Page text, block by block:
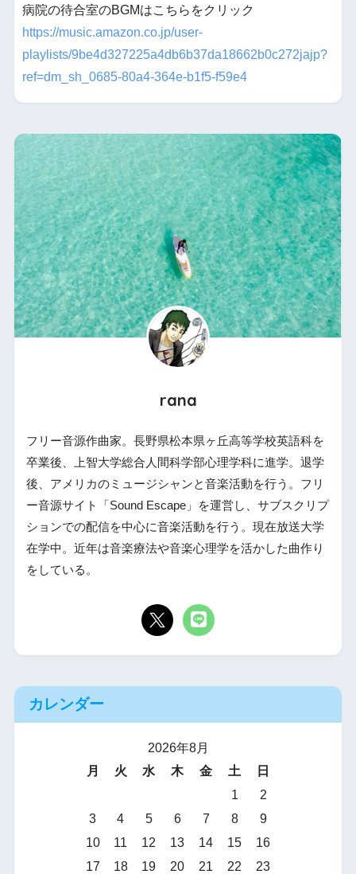
病院の待合室のBGMはこちらをクリック
https://music.amazon.co.jp/user-
playlists/9be4d327225a4db6b37da18662b0c272jajp?
ref=dm_sh_0685-80a4-364e-b1f5-f59e4
rana
フリー音源作曲家。長野県松本県ヶ丘高等学校英語科を
卒業後、上智大学総合人間科学部心理学科に進学。退学
後、アメリカのミュージシャンと音楽活動を行う。フリ
ー音源サイト「Sound Escape」を運営し、サブスクリプ
ションでの配信を中心に音楽活動を行う。現在放送大学
在学中。近年は音楽療法や音楽心理学を活かした曲作り
をしている。
カレンダー
2026年8月
月
火 水 木 金 土
日
1
2
3
4 5 6 7 8
9
10
11 12 13 14 15
16
17
18 19 20 21 22
23